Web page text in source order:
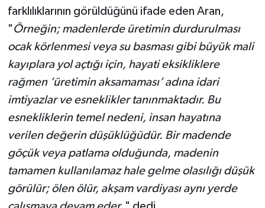
farklılıklarının görüldüğünü ifade eden Aran,
" Örneğin; madenlerde üretimin durdurulması
ocak körlenmesi veya su basması gibi büyük mali
kayıplara yol açtığı için, hayati eksikliklere
rağmen ‘üretimin aksamaması’ adına idari
imtiyazlar ve esneklikler tanınmaktadır. Bu
esnekliklerin temel nedeni, insan hayatına
verilen değerin düşüklüğüdür. Bir madende
göçük veya patlama olduğunda, madenin
tamamen kullanılamaz hale gelme olasılığı düşük
görülür; ölen ölür, akşam vardiyası aynı yerde